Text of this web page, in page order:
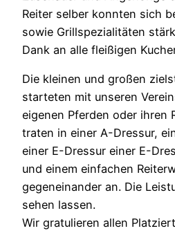
Reiter selber konnten sich
sowie Grillspezialitäten
Dank an alle fleißigen
Die kleinen und großen
starteten mit unseren
eigenen Pferden oder ihren
traten in einer A-Dressur,
einer E-Dressur einer E-
und einem einfachen
gegeneinander an. Die
sehen lassen.
Wir gratulieren allen